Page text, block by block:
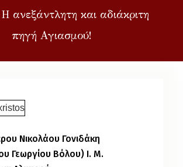
ανεξάντλητη και αδιάκριτη
πηγή Αγιασμού!
Νικολάου Γονιδάκη
Γεωργίου Βόλου) Ι. Μ.